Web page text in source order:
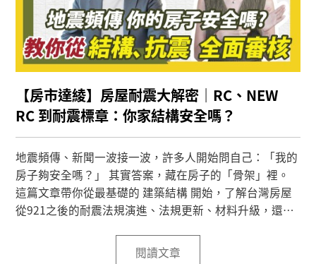
【房市達綾】房屋耐震大解密｜RC、NEW
RC 到耐震標章：你家結構安全嗎？
地震頻傳、新聞一波接一波，許多人開始問自己：「我的
房子夠安全嗎？」 其實答案，藏在房子的「骨架」裡。
這篇文章帶你從最基礎的 建築結構 開始，了解台灣房屋
從921之後的耐震法規演進、法規更新、材料升級，還有
閱讀文章